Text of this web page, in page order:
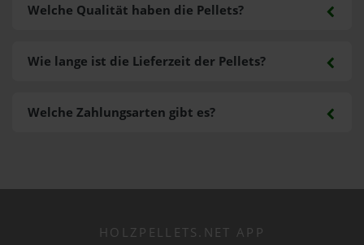
Welche Zahlungsarten gibt es?
Welche Qualität haben die Pellets?
Wie lange ist die Lieferzeit der Pellets?
HOLZPELLETS.NET APP